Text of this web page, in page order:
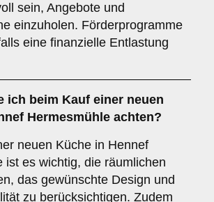
sein, Angebote und
einzuholen. Förderprogramme
eine finanzielle Entlastung
ich beim Kauf einer neuen
Hermesmühle achten?
neuen Küche in Hennef
ist es wichtig, die räumlichen
das gewünschte Design und
zu berücksichtigen. Zudem